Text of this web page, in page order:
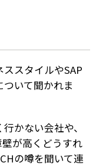
スタイルやSAP
いて聞かれま
かない会社や、
が高くどうすれ
の噂を聞いて連